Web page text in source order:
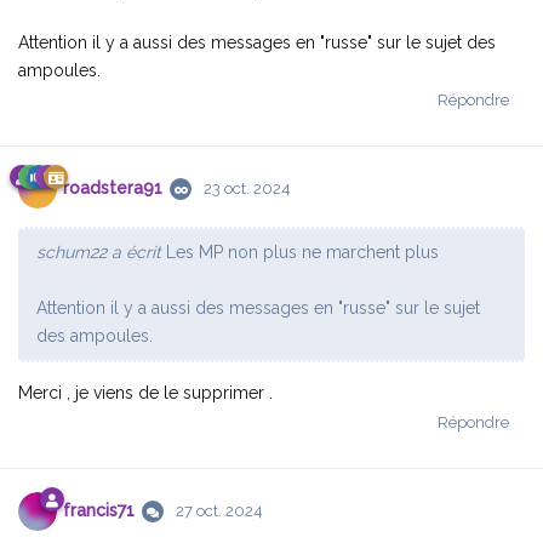
Attention il y a aussi des messages en "russe" sur le sujet des
ampoules.
Répondre
roadstera91 23 oct. 2024
schum22 a écritLes MP non plus ne marchent plus
Attention il y a aussi des messages en "russe" sur le sujet
des ampoules.
Merci , je viens de le supprimer .
Répondre
francis71 27 oct. 2024